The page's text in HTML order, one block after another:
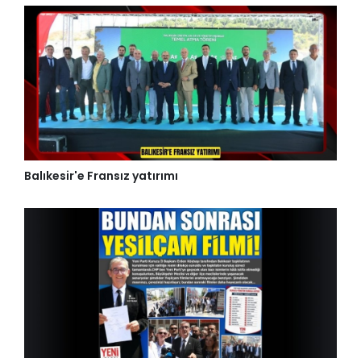
Balıkesir'e Fransız yatırımı